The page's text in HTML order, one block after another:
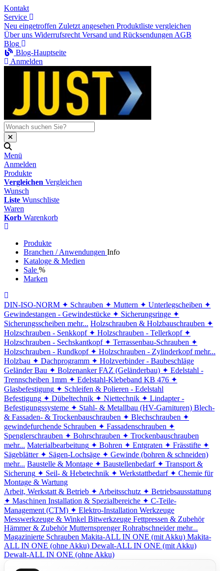
Kontakt
Service
Neu eingetroffen Zuletzt angesehen Produktliste vergleichen
Über uns Widerrufsrecht Versand und Rücksendungen AGB
Blog
Blog-Hauptseite
Anmelden
Menü
Anmelden
Produkte
Vergleichen Vergleichen
Wunsch
Liste Wunschliste
Waren
Korb Warenkorb
Produkte
Branchen / Anwendungen Info
Kataloge & Medien
Sale %
Marken
DIN-ISO-NORM ✦ Schrauben ✦ Muttern ✦ Unterlegscheiben ✦
Gewindestangen - Gewindestücke ✦ Sicherungsringe ✦
Sicherungsscheiben mehr... Holzschrauben & Holzbauschrauben ✦
Holzschrauben - Senkkopf ✦ Holzschrauben - Tellerkopf ✦
Holzschrauben - Sechskantkopf ✦ Terrassenbau-Schrauben ✦
Holzschrauben - Rundkopf ✦ Holzschrauben - Zylinderkopf mehr...
Holzbau ✦ Dachprogramm ✦ Holzverbinder - Baubeschläge
Geländer Bau ✦ Bolzenanker FAZ (Geländerbau) ✦ Edelstahl -
Trennscheiben 1mm ✦ Edelstahl-Klebeband KB 476 ✦
Glasbefestigung ✦ Schleifen & Polieren - Edelstahl
Befestigung ✦ Dübeltechnik ✦ Niettechnik ✦ Lindapter -
Befestigungssysteme ✦ Stahl- & Metallbau (HV-Garnituren) Blech-
& Fassaden- & Trockenbauschrauben ✦ Blechschrauben ✦
gewindefurchende Schrauben ✦ Fassadenschrauben ✦
Spenglerschrauben ✦ Bohrschrauben ✦ Trockenbauschrauben
mehr... Materialbearbeitung ✦ Bohren ✦ Entgraten ✦ Frässtifte ✦
Sägeblätter ✦ Sägen-Lochsäge ✦ Gewinde (bohren & schneiden)
mehr... Baustelle & Montage ✦ Baustellenbedarf ✦ Transport &
Sicherung ✦ Seil- & Hebetechnik ✦ Werkstattbedarf ✦ Chemie für
Montage & Wartung
Arbeit, Werkstatt & Betrieb ✦ Arbeitsschutz ✦ Betriebsausstattung
✦ Maschinen Installation & Spezialbereiche ✦ C-Teile-
Management (CTM) ✦ Elektro-Installation Werkzeuge
Messwerkzeuge & Winkel Bitwerkzeuge Fettpressen & Zubehör
Hämmer & Zubehör Mutternsprenger Rohrabschneider mehr...
Magazinierte Schrauben Makita-ALL IN ONE (mit Akku) Makita-
ALL IN ONE (ohne Akku) Dewalt-ALL IN ONE (mit Akku)
Dewalt-ALL IN ONE (ohne Akku)